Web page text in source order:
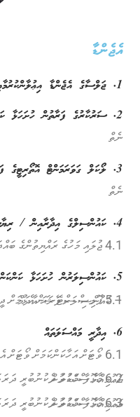
އެޖެންޑާ
1. ޖަލްސާގެ އެޖެންޑާ އިޢުލާންކުރުމާއި ފާސްކުރުން
2. ސަރުކާރުގެ ފަރާތުން ހުށަހަޅާ ކަންކަން
ނެތް
3. ލޯކަލް ގަވަރަމަންޓް އޮތޯރިޓީގެ ފަރާތުން ހުށަހަޅާ ކަންކަން
ނެތް
4. ކައުންސިލްގެ އިދާރާއިން / ރިޔާސަތުން ހުށަހަޅާ ކަންކަން
4.1 ޖުލައި މަހުގެ ރައްޔިތުންގެ ބައްދަލުވުމުގެ ޔައުމިއްޔާ ފާސްކުރުން.
5. ކައުންސިލަރުން ހުށަހަޅާ ކަންކަން
5.1 ޕޮލިސް ސްޓޭޝަން އެޅުމަށް ދީފައިވާ ބިމާ މެދު ޢަމަލު ކުރާނެ ގޮތެއް ނިންމުން – ކައުންސި ލަރ ފަރަޙަ އާދަމް
6. އިދާރީ މައްސަލަތައް
6.1 ވޯޓަށް އަހާކަންކަމަށް ވޯޓަށް އެހުން
6.2 މާޅޮސްމަޑުލު ދެކުނުބުރީ ދަރަވަންދޫ ކައުންސިލްގެ 164 ވަނަ ޖަލްސާގެ ޔައުމިއްޔާ ފާސްކުރުން
6.3 މާޅޮސްމަޑުލު ދެކުނުބުރީ ދަރަވަންދޫ ކައުންސިލްގެ 165 ވަނަ ޖަލްސާގެ ޔައުމިއްޔާ ފާސްކުރުން